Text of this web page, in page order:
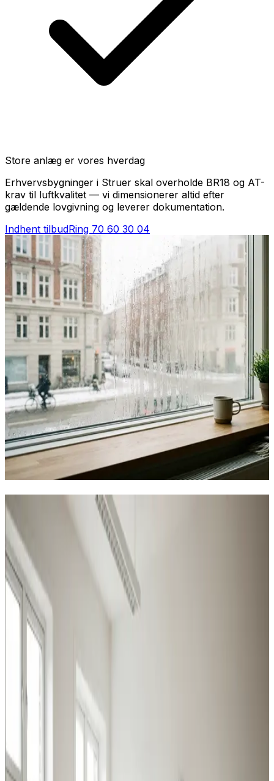
Store anlæg er vores hverdag
Erhvervsbygninger i Struer skal overholde BR18 og AT-
krav til luftkvalitet — vi dimensionerer altid efter
gældende lovgivning og leverer dokumentation.
Indhent tilbudRing 70 60 30 04
Det løser vi for erhverv og industri i
Struer
Vi dimensionerer og installerer ventilation til
virksomheder i Struer — robuste anlæg til krævende
miljøer og effektive løsninger til kontor og butik.
Procesventilation
Udsugning ved svejsning, slibning og kemikalier i Struer.
Overholder Arbejdstilsynets krav.
Læs mere